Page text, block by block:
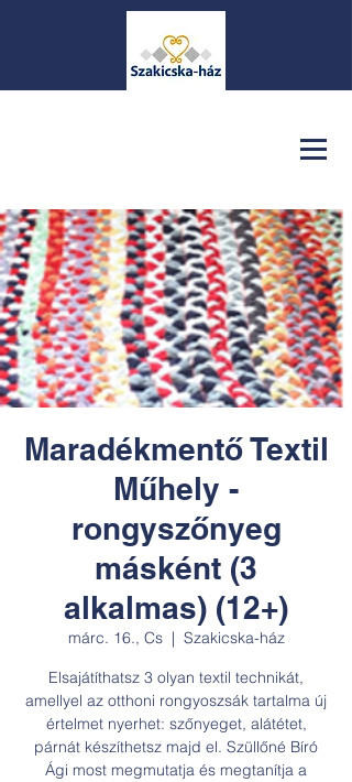
Maradékmentő Textil
Műhely -
rongyszőnyeg
másként (3
alkalmas) (12+)
márc. 16., Cs
  |
Szakicska-ház
Elsajátíthatsz 3 olyan textil technikát,
amellyel az otthoni rongyoszsák tartalma új
értelmet nyerhet: szőnyeget, alátétet,
párnát készíthetsz majd el. Szüllőné Bíró
Ági most megmutatja és megtanítja a